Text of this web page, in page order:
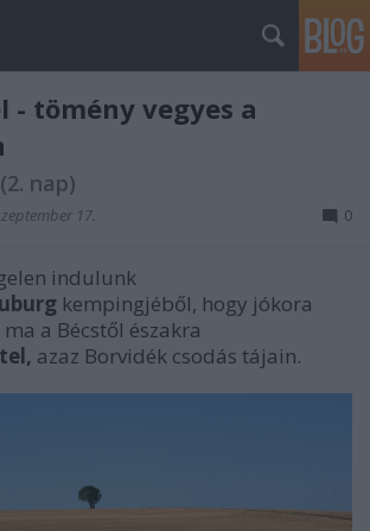
- tömény vegyes a
nap)
17. 0
indulunk
kempingjéből, hogy jókora
a Bécstől északra
azaz Borvidék csodás tájain.